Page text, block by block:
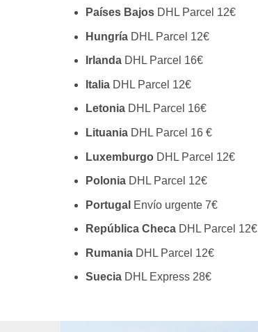
Países BajosDHL Parcel 12€
HungríaDHL Parcel 12€
IrlandaDHL Parcel 16€
ItaliaDHL Parcel 12€
LetoniaDHL Parcel 16€
LituaniaDHL Parcel 16 €
LuxemburgoDHL Parcel 12€
PoloniaDHL Parcel 12€
Portugal Envío urgente 7€
República ChecaDHL Parcel 12€
RumaniaDHL Parcel 12€
SueciaDHL Express 28€